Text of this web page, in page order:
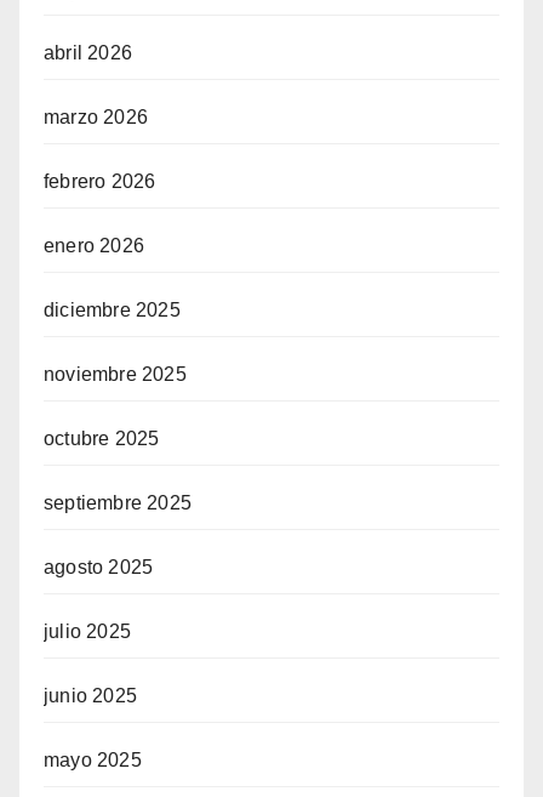
abril 2026
marzo 2026
febrero 2026
enero 2026
diciembre 2025
noviembre 2025
octubre 2025
septiembre 2025
agosto 2025
julio 2025
junio 2025
mayo 2025